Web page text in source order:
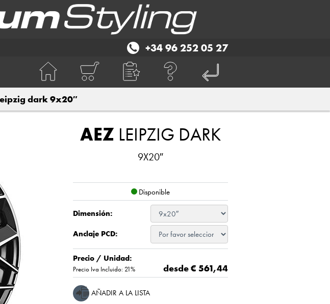
+34 96 252 05 27
dark 9x20″
AEZ LEIPZIG DARK
9X20″
Disponible
Dimensión:
Anclaje PCD:
Precio / Unidad:
Precio Iva Incluido: 21% desde €561,44
AÑADIR A LA LISTA